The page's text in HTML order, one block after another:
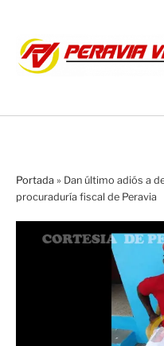
Portada » Dan último adiós a
procuraduría fiscal de Peravia